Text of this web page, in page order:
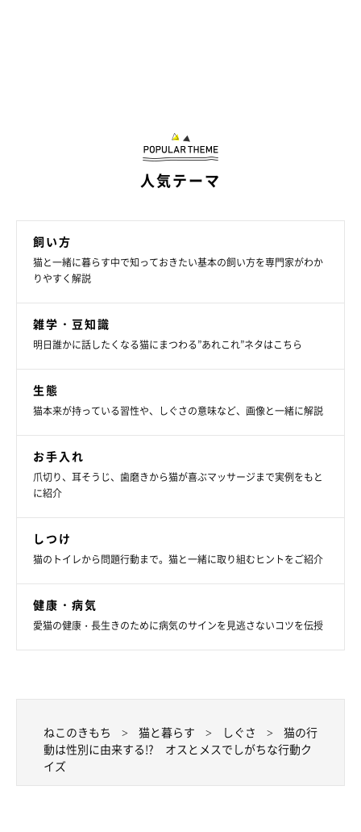
Q.スマホなどが反射した壁の光を追いかけて
人気テーマ
飼い方
猫と一緒に暮らす中で知っておきたい基本の飼い方を専門家がわか
りやすく解説
雑学・豆知識
明日誰かに話したくなる猫にまつわる”あれこれ”ネタはこちら
生態
猫本来が持っている習性や、しぐさの意味など、画像と一緒に解説
お手入れ
爪切り、耳そうじ、歯磨きから猫が喜ぶマッサージまで実例をもと
に紹介
しつけ
猫のトイレから問題行動まで。猫と一緒に取り組むヒントをご紹介
健康・病気
愛猫の健康・長生きのために病気のサインを見逃さないコツを伝授
ねこのきもち 猫と暮らす しぐさ
猫の行
動は性別に由来する!? オスとメスでしがちな行動ク
イズ